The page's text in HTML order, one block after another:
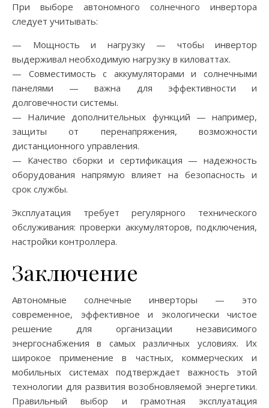
При выборе автономного солнечного инвертора
следует учитывать:
— Мощность и нагрузку — чтобы инвертор
выдерживал необходимую нагрузку в киловаттах.
— Совместимость с аккумуляторами и солнечными
панелями — важна для эффективности и
долговечности системы.
— Наличие дополнительных функций — например,
защиты от перенапряжения, возможности
дистанционного управления.
— Качество сборки и сертификация — надежность
оборудования напрямую влияет на безопасность и
срок службы.
Эксплуатация требует регулярного технического
обслуживания: проверки аккумуляторов, подключения,
настройки контроллера.
Заключение
Автономные солнечные инверторы — это
современное, эффективное и экологически чистое
решение для организации независимого
энергоснабжения в самых различных условиях. Их
широкое применение в частных, коммерческих и
мобильных системах подтверждает важность этой
технологии для развития возобновляемой энергетики.
Правильный выбор и грамотная эксплуатация